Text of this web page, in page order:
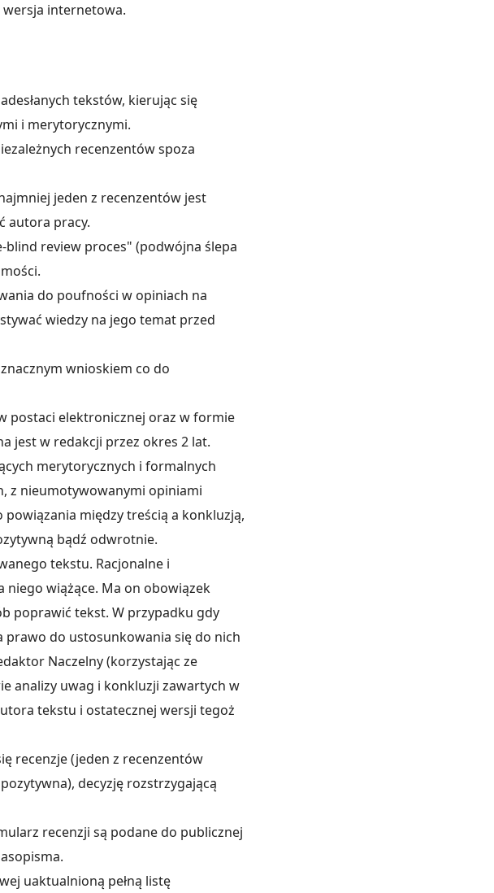
internetowa.
tekstów, kierując się
i merytorycznymi.
recenzentów spoza
jeden z recenzentów jest
autora pracy.
review proces" (podwójna ślepa
do poufności w opiniach na
wiedzy na jego temat przed
wnioskiem co do
postaci elektronicznej oraz w formie
jest w redakcji przez okres 2 lat.
merytorycznych i formalnych
z nieumotywowanymi opiniami
między treścią a konkluzją,
bądź odwrotnie.
tekstu. Racjonalne i
wiążące. Ma on obowiązek
poprawić tekst. W przypadku gdy
do ustosunkowania się do nich
Naczelny (korzystając ze
analizy uwag i konkluzji zawartych w
tekstu i ostatecznej wersji tegoż
recenzje (jeden z recenzentów
decyzję rozstrzygającą
recenzji są podane do publicznej
uaktualnioną pełną listę